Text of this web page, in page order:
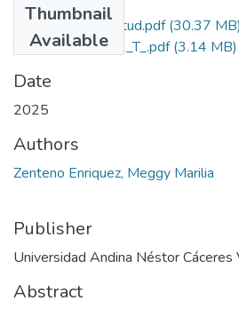
Thumbnail
Available
Grado de Similitud.pdf(30.37 MB)
T036_72640772_T_.pdf(3.14 MB)
Date
2025
Authors
Zenteno Enriquez, Meggy Marilia
Publisher
Universidad Andina Néstor Cáceres
Abstract